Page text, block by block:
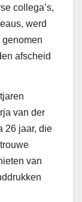
collega’s,
werd
afscheid
van der
26 jaar, die
van